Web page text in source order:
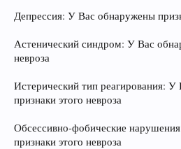
Депрессия: У Вас обнаружены
Астенический синдром: У Вас
невроза
Истерический тип реагирования:
признаки этого невроза
Обсессивно-фобические
признаки этого невроза